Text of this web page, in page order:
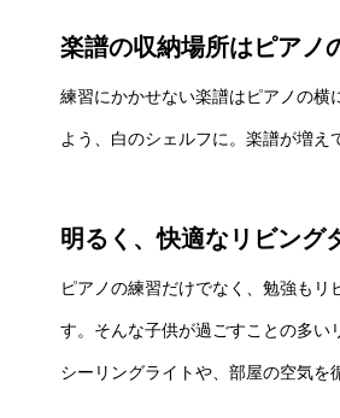
楽譜の収納場所はピアノ
練習にかかせない楽譜はピアノの横
よう、白のシェルフに。楽譜が増
明るく、快適なリビング
ピアノの練習だけでなく、勉強も
す。そんな子供が過ごすことの多い
シーリングライトや、部屋の空気